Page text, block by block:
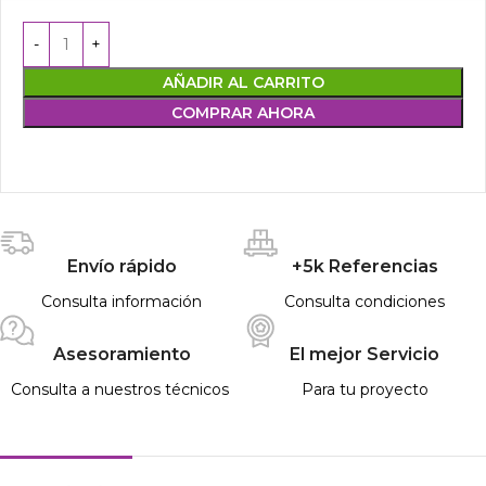
AÑADIR AL CARRITO
COMPRAR AHORA
Envío rápido
Consulta información
+5k Referencias
Consulta condiciones
Asesoramiento
Consulta a nuestros técnicos
El mejor Servicio
Para tu proyecto